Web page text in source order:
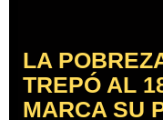
LA
TREPÓ AL
MARCA SU